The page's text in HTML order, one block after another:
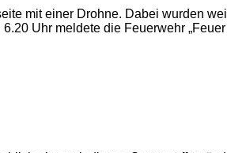
mit einer Drohne. Dabei wurden
Uhr meldete die Feuerwehr „Feuer